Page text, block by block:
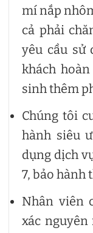
mí nắp
cả phải
yêu cầu sử
khách
sinh thêm
Chúng tôi
hành siêu
dụng dịch
7, bảo hành
Nhân viên
xác